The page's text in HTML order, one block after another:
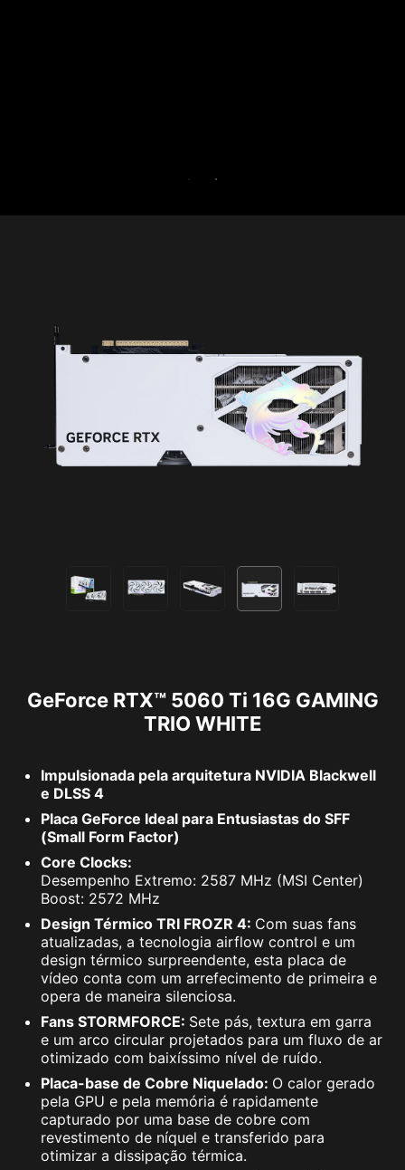
GeForce RTX™ 5060 Ti 16G GAMING
TRIO WHITE
Impulsionada pela arquitetura NVIDIA Blackwell
e DLSS 4
Placa GeForce Ideal para Entusiastas do SFF
(Small Form Factor)
Core Clocks:
Desempenho Extremo: 2587 MHz (MSI Center)
Boost: 2572 MHz
Design Térmico TRI FROZR 4: Com suas fans
atualizadas, a tecnologia airflow control e um
design térmico surpreendente, esta placa de
vídeo conta com um arrefecimento de primeira e
opera de maneira silenciosa.
Fans STORMFORCE: Sete pás, textura em garra
e um arco circular projetados para um fluxo de ar
otimizado com baixíssimo nível de ruído.
Placa-base de Cobre Niquelado: O calor gerado
pela GPU e pela memória é rapidamente
capturado por uma base de cobre com
revestimento de níquel e transferido para
otimizar a dissipação térmica.